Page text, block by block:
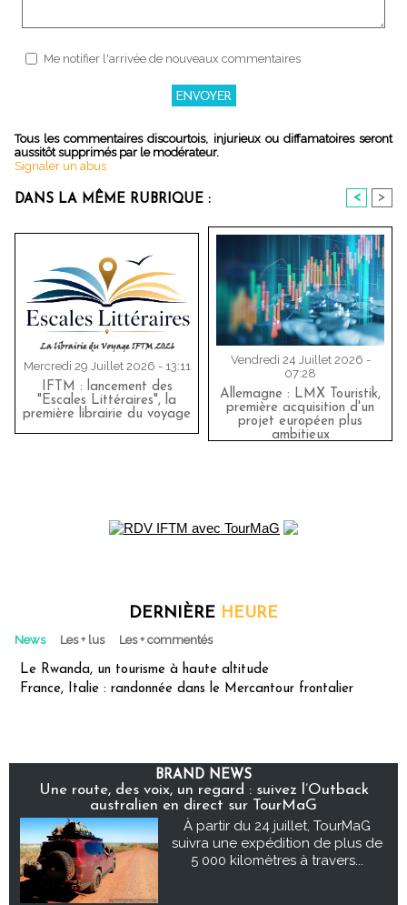
Me notifier l'arrivée de nouveaux commentaires
Tous les commentaires discourtois, injurieux ou diffamatoires seront
aussitôt supprimés par le modérateur.
Signaler un abus
DANS LA MÊME RUBRIQUE : < >
Mercredi 29 Juillet 2026 - 13:11
IFTM : lancement des
"Escales Littéraires", la
première librairie du voyage
Vendredi 24 Juillet 2026 -
07:28
Allemagne : LMX Touristik,
première acquisition d'un
projet européen plus
ambitieux
DERNIÈRE HEURE
News Les + lus Les + commentés
Le Rwanda, un tourisme à haute altitude
France, Italie : randonnée dans le Mercantour frontalier
BRAND NEWS
Une route, des voix, un regard : suivez l’Outback
australien en direct sur TourMaG
À partir du 24 juillet, TourMaG
suivra une expédition de plus de
5 000 kilomètres à travers...